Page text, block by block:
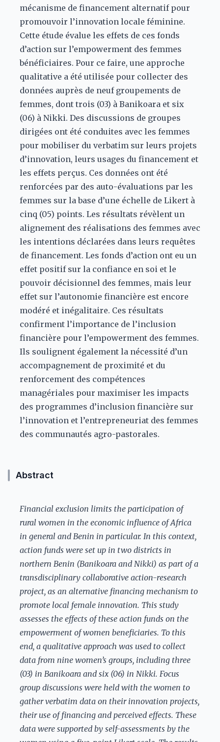
mécanisme de financement alternatif pour
promouvoir l’innovation locale féminine.
Cette étude évalue les effets de ces fonds
d’action sur l’empowerment des femmes
bénéficiaires. Pour ce faire, une approche
qualitative a été utilisée pour collecter des
données auprès de neuf groupements de
femmes, dont trois (03) à Banikoara et six
(06) à Nikki. Des discussions de groupes
dirigées ont été conduites avec les femmes
pour mobiliser du verbatim sur leurs projets
d’innovation, leurs usages du financement et
les effets perçus. Ces données ont été
renforcées par des auto-évaluations par les
femmes sur la base d’une échelle de Likert à
cinq (05) points. Les résultats révèlent un
alignement des réalisations des femmes avec
les intentions déclarées dans leurs requêtes
de financement. Les fonds d’action ont eu un
effet positif sur la confiance en soi et le
pouvoir décisionnel des femmes, mais leur
effet sur l’autonomie financière est encore
modéré et inégalitaire. Ces résultats
confirment l’importance de l’inclusion
financière pour l’empowerment des femmes.
Ils soulignent également la nécessité d’un
accompagnement de proximité et du
renforcement des compétences
managériales pour maximiser les impacts
des programmes d’inclusion financière sur
l’innovation et l’entrepreneuriat des femmes
des communautés agro-pastorales.
Abstract
Financial exclusion limits the participation of
rural women in the economic influence of Africa
in general and Benin in particular. In this context,
action funds were set up in two districts in
northern Benin (Banikoara and Nikki) as part of a
transdisciplinary collaborative action-research
project, as an alternative financing mechanism to
promote local female innovation. This study
assesses the effects of these action funds on the
empowerment of women beneficiaries. To this
end, a qualitative approach was used to collect
data from nine women’s groups, including three
(03) in Banikoara and six (06) in Nikki. Focus
group discussions were held with the women to
gather verbatim data on their innovation projects,
their use of financing and perceived effects. These
data were supported by self-assessments by the